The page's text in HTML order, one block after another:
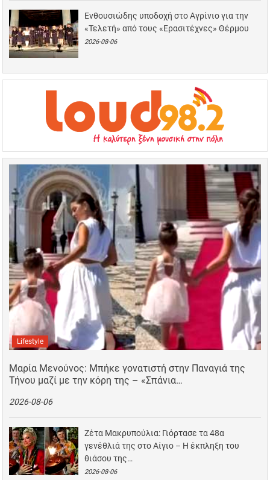
Ενθουσιώδης υποδοχή στο Αγρίνιο για την
«Τελετή» από τους «Ερασιτέχνες» Θέρμου
2026-08-06
Lifestyle
Μαρία Μενούνος: Μπήκε γονατιστή στην Παναγιά της
Τήνου μαζί με την κόρη της – «Σπάνια…
2026-08-06
Ζέτα Μακρυπούλια: Γιόρτασε τα 48α
γενέθλιά της στο Αίγιο – Η έκπληξη του
θιάσου της…
2026-08-06